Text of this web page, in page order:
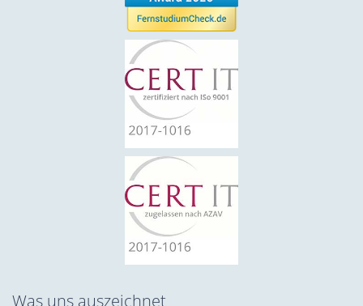
Was uns auszeichnet